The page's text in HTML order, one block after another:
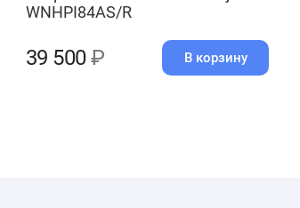
WNHPI84AS/R
39 500₽ В корзину